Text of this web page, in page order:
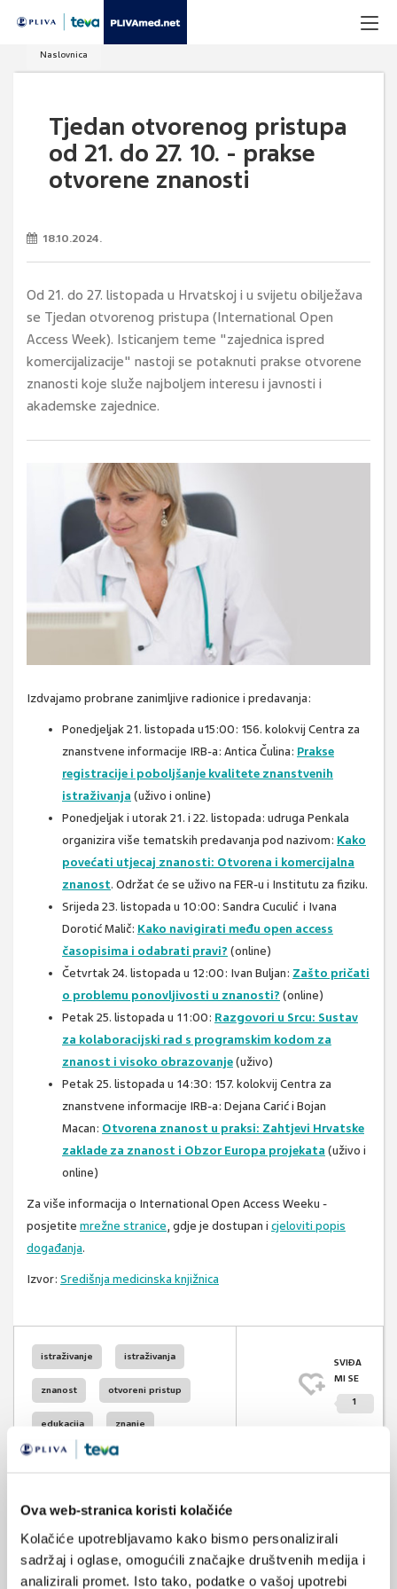
Ova web-stranica koristi kolačiće
Kolačiće upotrebljavamo kako bismo personalizirali
sadržaj i oglase, omogućili značajke društvenih medija i
analizirali promet. Isto tako, podatke o vašoj upotrebi
Naslovnica
Tjedan otvorenog pristupa
od 21. do 27. 10. - prakse
otvorene znanosti
18.10.2024.
Od 21. do 27. listopada u Hrvatskoj i u svijetu obilježava
se Tjedan otvorenog pristupa (International Open
Access Week). Isticanjem teme "zajednica ispred
komercijalizacije" nastoji se potaknuti prakse otvorene
znanosti koje služe najboljem interesu i javnosti i
akademske zajednice.
Izdvajamo probrane zanimljive radionice i predavanja:
Ponedjeljak 21. listopada u15:00: 156. kolokvij Centra za
znanstvene informacije IRB-a: Antica Čulina: Prakse
registracije i poboljšanje kvalitete znanstvenih
istraživanja (uživo i online)
Ponedjeljak i utorak 21. i 22. listopada: udruga Penkala
organizira više tematskih predavanja pod nazivom: Kako
povećati utjecaj znanosti: Otvorena i komercijalna
znanost. Održat će se uživo na FER-u i Institutu za fiziku.
Srijeda 23. listopada u 10:00: Sandra Cuculić i Ivana
Dorotić Malič: Kako navigirati među open access
časopisima i odabrati pravi? (online)
Četvrtak 24. listopada u 12:00: Ivan Buljan: Zašto pričati
o problemu ponovljivosti u znanosti? (online)
Petak 25. listopada u 11:00: Razgovori u Srcu: Sustav
za kolaboracijski rad s programskim kodom za
znanost i visoko obrazovanje(uživo)
Petak 25. listopada u 14:30: 157. kolokvij Centra za
znanstvene informacije IRB-a: Dejana Carić i Bojan
Macan: Otvorena znanost u praksi: Zahtjevi Hrvatske
zaklade za znanost i Obzor Europa projekata (uživo i
online)
Za više informacija o International Open Access Weeku -
posjetite mrežne stranice, gdje je dostupan i cjeloviti popis
događanja.
Izvor: Središnja medicinska knjižnica
istraživanje istraživanja
znanost otvoreni pristup
edukacija znanje
časopisi objava
SVIĐA
MI SE
1
VEZANI SADRŽAJ <